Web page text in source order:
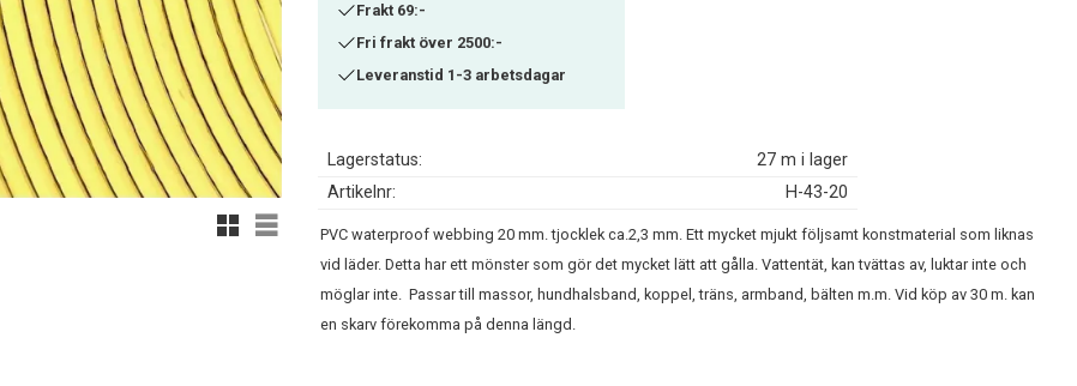
Rutnätsvy
Listvy
Frakt 69:-
Fri frakt över 2500:-
Leveranstid 1-3 arbetsdagar
Lagerstatus
27 m i lager
Artikelnr
H-43-20
PVC waterproof webbing 20 mm. tjocklek ca.2,3 mm. Ett mycket mjukt följsamt konstmaterial som liknas
vid läder. Detta har ett mönster som gör det mycket lätt att gålla. Vattentät, kan tvättas av, luktar inte och
möglar inte. Passar till massor, hundhalsband, koppel, träns, armband, bälten m.m. Vid köp av 30 m. kan
en skarv förekomma på denna längd.